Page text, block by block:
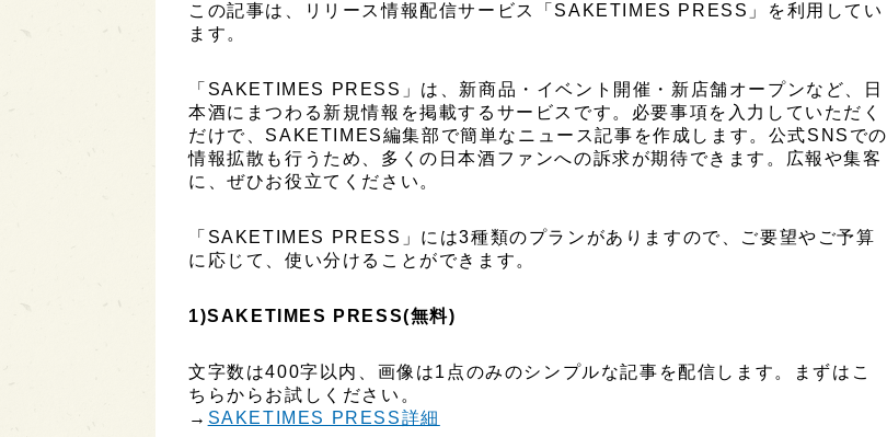
この記事は、リリース情報配信サービス「SAKETIMES PRESS」を利用してい
ます。
「SAKETIMES PRESS」は、新商品・イベント開催・新店舗オープンなど、日
本酒にまつわる新規情報を掲載するサービスです。必要事項を入力していただく
だけで、SAKETIMES編集部で簡単なニュース記事を作成します。公式SNSでの
情報拡散も行うため、多くの日本酒ファンへの訴求が期待できます。広報や集客
に、ぜひお役立てください。
「SAKETIMES PRESS」には3種類のプランがありますので、ご要望やご予算
に応じて、使い分けることができます。
1)SAKETIMES PRESS(無料)
文字数は400字以内、画像は1点のみのシンプルな記事を配信します。まずはこ
ちらからお試しください。
→ SAKETIMES PRESS詳細